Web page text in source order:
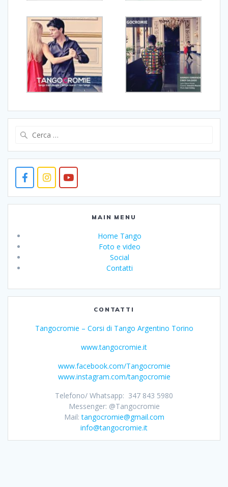
MAIN MENU
Home Tango
Foto e video
Social
Contatti
CONTATTI
Tangocromie – Corsi di Tango Argentino Torino
www.tangocromie.it
www.facebook.com/Tangocromie
www.instagram.com/tangocromie
Telefono/ Whatsapp: 347 843 5980
Messenger: @Tangocromie
Mail:tangocromie@gmail.com
info@tangocromie.it